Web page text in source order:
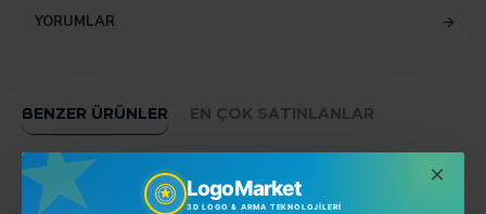
LogoMarket
3D LOGO & ARMA TEKNOLOJILERI
YORUMLAR
BENZER ÜRÜNLER EN ÇOK SATINLANLAR